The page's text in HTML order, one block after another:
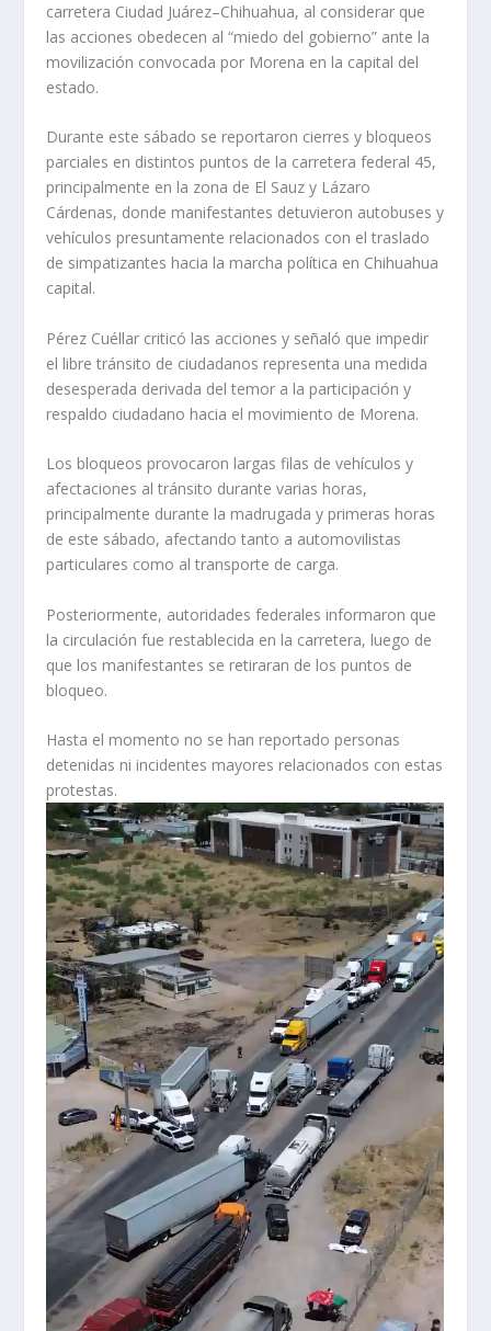
carretera Ciudad Juárez–Chihuahua, al considerar que
las acciones obedecen al “miedo del gobierno” ante la
movilización convocada por Morena en la capital del
estado.
Durante este sábado se reportaron cierres y bloqueos
parciales en distintos puntos de la carretera federal 45,
principalmente en la zona de El Sauz y Lázaro
Cárdenas, donde manifestantes detuvieron autobuses y
vehículos presuntamente relacionados con el traslado
de simpatizantes hacia la marcha política en Chihuahua
capital.
Pérez Cuéllar criticó las acciones y señaló que impedir
el libre tránsito de ciudadanos representa una medida
desesperada derivada del temor a la participación y
respaldo ciudadano hacia el movimiento de Morena.
Los bloqueos provocaron largas filas de vehículos y
afectaciones al tránsito durante varias horas,
principalmente durante la madrugada y primeras horas
de este sábado, afectando tanto a automovilistas
particulares como al transporte de carga.
Posteriormente, autoridades federales informaron que
la circulación fue restablecida en la carretera, luego de
que los manifestantes se retiraran de los puntos de
bloqueo.
Hasta el momento no se han reportado personas
detenidas ni incidentes mayores relacionados con estas
protestas.